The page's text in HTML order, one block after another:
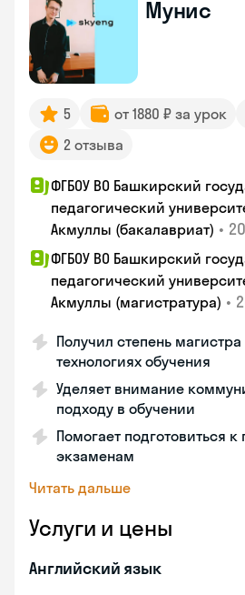
Мунис
5 от 1880 ₽ за урок
2 отзыва
ФГБОУ ВО Башкирский
педагогический
Акмуллы (бакалавриат) •
ФГБОУ ВО Башкирский
педагогический
Акмуллы (магистратура) •
Получил степень
технологиях обучения
Уделяет внимание
подходу в обучении
Помогает подготовиться
экзаменам
Читать дальше
Услуги и цены
Английский язык